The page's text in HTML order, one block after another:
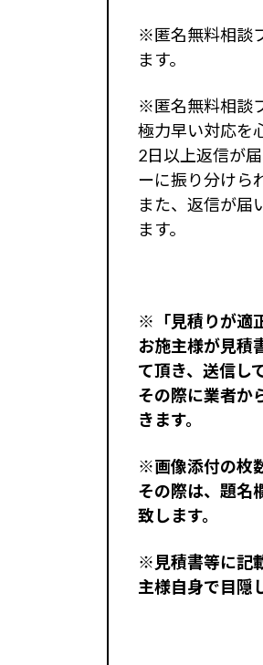
※匿名無料相談
ます。
※匿名無料相談
極力早い対応を
2日以上返信が
ーに振り分けら
また、返信が届
ます。
※「見積りが適
お施主様が見積
て頂き、送信し
その際に業者か
きます。
※画像添付の枚
その際は、題名
致します。
※見積書等に記
主様自身で目隠